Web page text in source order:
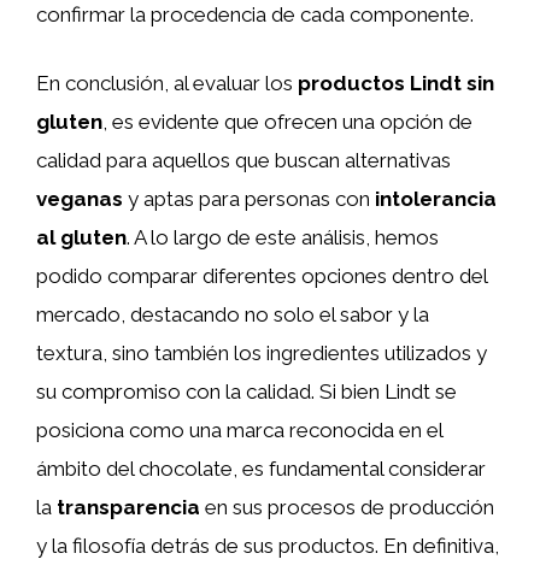
confirmar la procedencia de cada componente.
En conclusión, al evaluar los productos Lindt sin
gluten, es evidente que ofrecen una opción de
calidad para aquellos que buscan alternativas
veganas y aptas para personas con intolerancia
al gluten. A lo largo de este análisis, hemos
podido comparar diferentes opciones dentro del
mercado, destacando no solo el sabor y la
textura, sino también los ingredientes utilizados y
su compromiso con la calidad. Si bien Lindt se
posiciona como una marca reconocida en el
ámbito del chocolate, es fundamental considerar
la transparencia en sus procesos de producción
y la filosofía detrás de sus productos. En definitiva,